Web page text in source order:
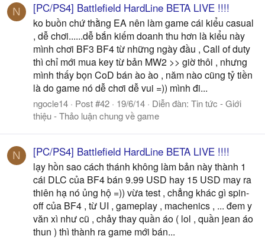
N [PC/PS4] Battlefield HardLine BETA LIVE !!!!
ko buồn chứ thằng EA nên làm game cái kiểu casual
, dễ chơi......dễ bắn kiếm doanh thu hơn là kiểu này
mình chơi BF3 BF4 từ những ngày đầu , Call of duty
thì chỉ mới mua key từ bản MW2 >> giờ thôi , nhưng
mình thấy bọn CoD bán ào ào , năm nào cũng tỷ tiền
là do game nó dễ chơi dễ vui =)) mình đi...
ngocle14 Post #42 19/6/14 Diễn đàn: Tin tức - Giới
thiệu - Thảo luận chung về game
N [PC/PS4] Battlefield HardLine BETA LIVE !!!!
lạy hồn sao cách thánh không làm bản này thành 1
cái DLC của BF4 bán 9.99 USD hay 15 USD may ra
thiên hạ nó ủng hộ =)) vừa test , chẳng khác gì spin-
off của BF4 , từ UI , gameplay , machenics , ... đem y
văn xì như cũ , chảy thay quần áo ( lol , quần jean áo
thun ) thì thành ra game mới bán...